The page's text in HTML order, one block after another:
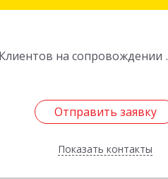
Клиентов на сопровождении
Отправить заявку
Показать контакты
литера
Отправить заявку
Назад